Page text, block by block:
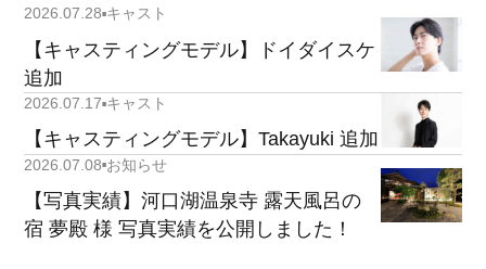
2026.07.28 キャスト
【キャスティングモデル】ドイダイスケ
追加
2026.07.17 キャスト
【キャスティングモデル】Takayuki 追加
2026.07.08 お知らせ
【写真実績】河口湖温泉寺 露天風呂の
宿 夢殿 様 写真実績を公開しました！